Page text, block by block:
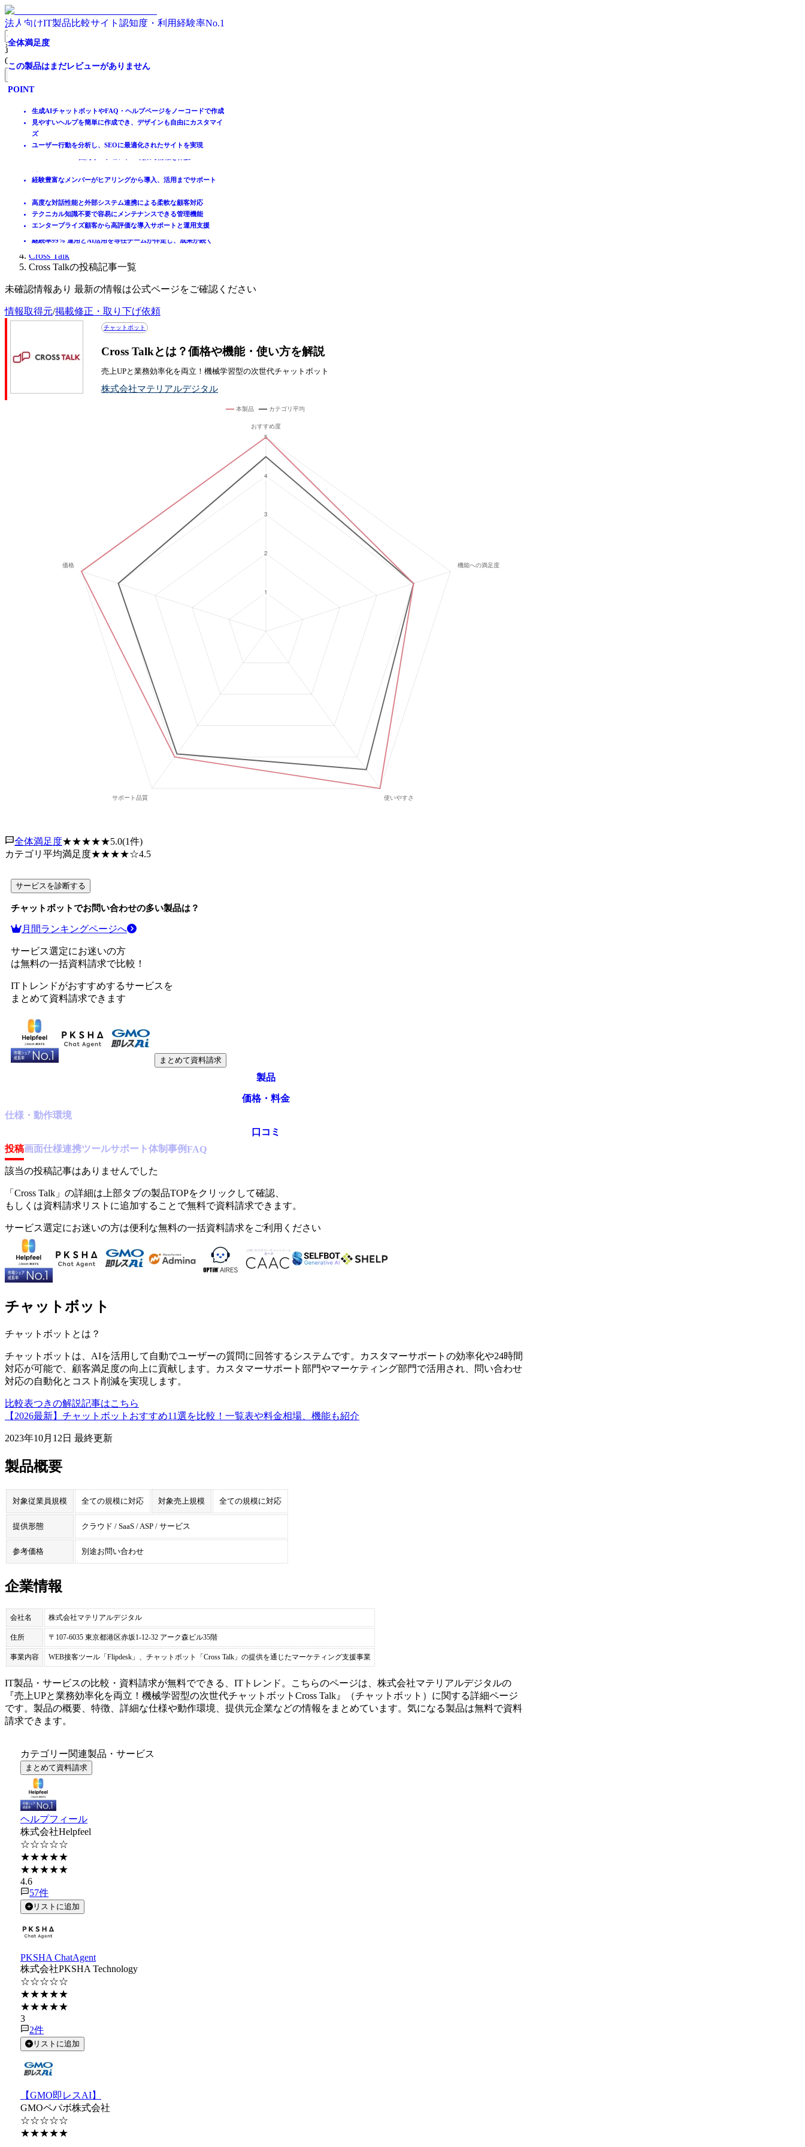
法人向けIT製品比較サイト 認知度・利用経験率No.1
資料請求リスト
0件
製品を探す
ランキングから探す
記事を読む
はじめての方へ
掲載について
イベントでリード獲得
動画で学ぶ
IT製品比較TOP
WEB
チャットボット
Cross Talk
Cross Talkの投稿記事一覧
未確認情報あり 最新の情報は公式ページをご確認ください
情報取得元/掲載修正・取り下げ依頼
チャットボット
Cross Talkとは？価格や機能・使い方を解説
売上UPと業務効率化を両立！機械学習型の次世代チャットボット
株式会社マテリアルデジタル
全体満足度★★★★★5.0(1件)
カテゴリ平均満足度★★★★☆4.5
サービスを診断する
チャットボットでお問い合わせの多い製品は？
月間ランキングページへ
サービス選定にお迷いの方
は無料の一括資料請求で比較！
ITトレンドがおすすめするサービスを
まとめて資料請求できます
まとめて資料請求
製品
価格・料金
仕様・動作環境
口コミ
投稿画面仕様連携ツールサポート体制 事例FAQ
該当の投稿記事はありませんでした
「 Cross Talk 」の詳細は上部タブの製品TOPをクリックして確認、
もしくは資料請求リストに追加することで無料で資料請求できます。
サービス選定にお迷いの方は便利な無料の一括資料請求をご利用ください
“知りたい”を即解決、チャットボットの“探せない”をゼロ
★★★★★
「探す」から「話す」へ。最強の検索力で答えに導くAIチャット
チャット・フォームと組み合わせて“最適な窓口”に自動誘導
継続率99% 運用とAI活用を専任チームが伴走し、成果が続く
高精度かつメンテナンス性能が高いAIチャットボット
全体満足度
☆☆☆☆☆
POINT
高度な対話性能と外部システム連携による柔軟な顧客対応
テクニカル知識不要で容易にメンテナンスできる管理機能
エンタープライズ顧客から高評価な導入サポートと運用支援
AIで社内外の問い合わせ自動化と顧客体験の向上を両立！
全体満足度
この製品はまだレビューがありません
POINT
自然な会話でAIが24時間365日いつでも回答！回答率も99.9%以
上
経験豊富なメンバーがヒアリングから導入、活用までサポート
全体満足度
この製品はまだレビューがありません
POINT
既存のチャットツールに組み込めるヘルプデスク
FAQ生成・メンテナンスを自動化する「自走型」運用
問い合わせ受付から処理・対応までをワンストップで対応
直感的な操作、わずか5分で作成可能な AIチャットボット​
全体満足度
この製品はまだレビューがありません
POINT
AIチャットボットがユーザーからの問い合わせに自動回答
トップページのURLを指定すれば全ページを回答の参照情報に
全体満足度
この製品はまだレビューがありません
POINT
チャネル横断の一元管理で、対応品質と効率の最大化が実現
ルールが柔軟に設定でき、自動で担当者の割り当てが可能
だれでもプロ同様の対応ができる！AIの力で対応品質をレベルUP
問い合わせ対応工数を大幅に削減可能なAIチャットボット
全体満足度
この製品はまだレビューがありません
POINT
社内資料やURLを登録するだけで根拠付きの回答を生成
Slack・Teams・SharePoint・GoogleDriveなどと連携可能
全体満足度
この製品はまだレビューがありません
POINT
生成AIチャットボットやFAQ・ヘルプページをノーコードで作成
見やすいヘルプを簡単に作成でき、デザインも自由にカスタマイ
ズ
ユーザー行動を分析し、SEOに最適化されたサイトを実現
チャットボット
チャットボット とは？
チャットボットは、AIを活用して自動でユーザーの質問に回答するシステムです。カスタマーサポートの効率化や24時間
対応が可能で、顧客満足度の向上に貢献します。カスタマーサポート部門やマーケティング部門で活用され、問い合わせ
対応の自動化とコスト削減を実現します。
比較表つきの解説記事はこちら
【2026最新】チャットボットおすすめ11選を比較！一覧表や料金相場、機能も紹介
2023年10月12日 最終更新
製品概要
対象従業員規模 全ての規模に対応 対象売上規模 全ての規模に対応
提供形態 クラウド / SaaS / ASP / サービス
参考価格 別途お問い合わせ
企業情報
会社名 株式会社マテリアルデジタル
住所 〒107-6035 東京都港区赤坂1-12-32 アーク森ビル35階
事業内容 WEB接客ツール「Flipdesk」、チャットボット「Cross Talk」の提供を通じたマーケティング⽀援事業
IT製品・サービスの比較・資料請求が無料でできる、ITトレンド。こちらのページは、 株式会社マテリアルデジタルの
『売上UPと業務効率化を両立！機械学習型の次世代チャットボット Cross Talk』（チャットボット ）に関する詳細ページ
です。製品の概要、特徴、詳細な仕様や動作環境、提供元企業などの情報をまとめています。気になる製品は無料で資料
請求できます。
カテゴリー関連製品・サービス
まとめて資料請求
ヘルプフィール
株式会社Helpfeel
☆☆☆☆☆
★★★★★
★★★★★
4.6
57件
リストに追加
PKSHA ChatAgent
株式会社PKSHA Technology
☆☆☆☆☆
★★★★★
★★★★★
3
2件
リストに追加
【GMO即レスAI】
GMOペパボ株式会社
☆☆☆☆☆
★★★★★